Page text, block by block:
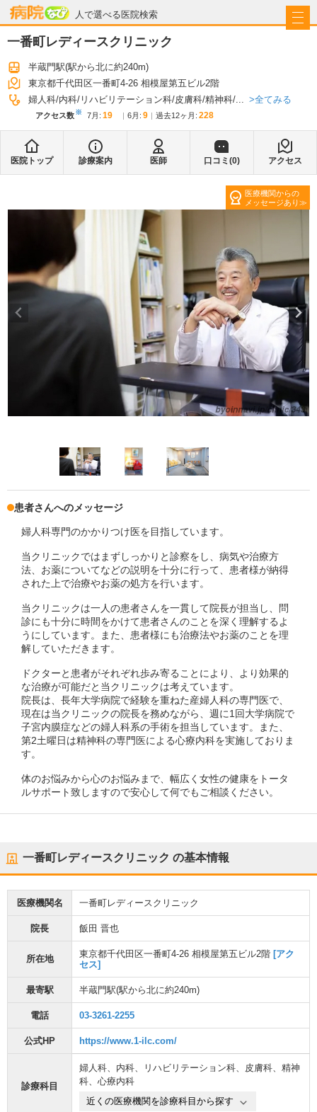
人で選べる医院検索
病院なび
一番町レディースクリニック
半蔵門駅(駅から北に約240m)
東京都千代田区一番町4-26 相模屋第五ビル2階
婦人科 内科 リハビリテーション科 皮膚科 精神科 ... 全てみる
アクセス数※ 7月 : 19 6月 : 9 過去12ヶ月: 228
医院トップ 診療案内 医師 口コミ(0) アクセス
医療機関からの
メッセージあり
患者さんへのメッセージ
婦人科専門のかかりつけ医を目指しています。
当クリニックではまずしっかりと診察をし、病気や治療方
法、お薬についてなどの説明を十分に行って、患者様が納得
された上で治療やお薬の処方を行います。
当クリニックは一人の患者さんを一貫して院長が担当し、問
診にも十分に時間をかけて患者さんのことを深く理解するよ
うにしています。また、患者様にも治療法やお薬のことを理
解していただきます。
ドクターと患者がそれぞれ歩み寄ることにより、より効果的
な治療が可能だと当クリニックは考えています。
院長は、長年大学病院で経験を重ねた産婦人科の専門医で、
現在は当クリニックの院長を務めながら、週に1回大学病院で
子宮内膜症などの婦人科系の手術を担当しています。また、
第2土曜日は精神科の専門医による心療内科を実施しておりま
す。
体のお悩みから心のお悩みまで、幅広く女性の健康をトータ
ルサポート致しますので安心して何でもご相談ください。
一番町レディースクリニック の基本情報
医療機関名 一番町レディースクリニック
院長 飯田 晋也
所在地 東京都千代田区一番町4-26 相模屋第五ビル2階 [アク
セス]
最寄駅 半蔵門駅(駅から北に約240m)
電話 03-3261-2255
公式HP https://www.1-ilc.com/
診療科目
婦人科、 内科、 リハビリテーション科、 皮膚科、 精神
科、 心療内科
近くの医療機関を診療科目から探す